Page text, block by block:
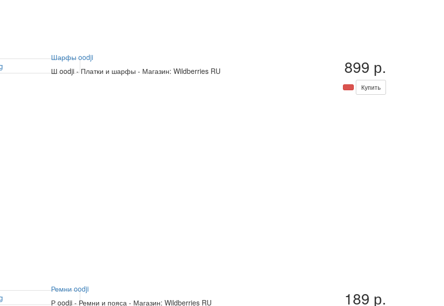
Шарфы oodji
Шoodji-Платки и шарфы - Магазин: Wildberries RU 899 р.
Купить
Ремни oodji
Рoodji-Ремни и пояса - Магазин: Wildberries RU 189 р.